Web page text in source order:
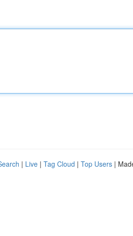
| Live | Tag Cloud | Top Users |